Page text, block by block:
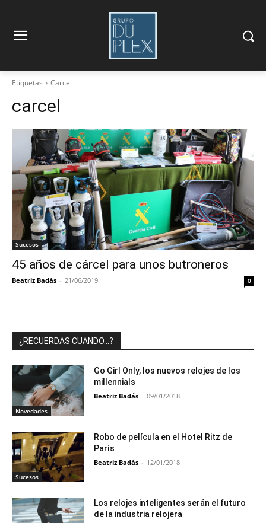
Etiquetas Carcel
carcel
Sucesos
45 años de cárcel para unos butroneros
Beatriz Badás - 21/06/2019 0
¿RECUERDAS CUANDO…?
Novedades
Go Girl Only, los nuevos relojes de los
millennials
Beatriz Badás - 09/01/2018
Sucesos
Robo de película en el Hotel Ritz de
París
Beatriz Badás - 12/01/2018
Los relojes inteligentes serán el futuro
de la industria relojera